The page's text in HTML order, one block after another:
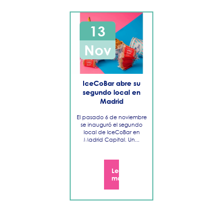
13
Nov
IceCoBar abre su
segundo local en
Madrid
El pasado 6 de noviembre
se inauguró el segundo
local de IceCoBar en
Madrid Capital. Un...
Leer
más